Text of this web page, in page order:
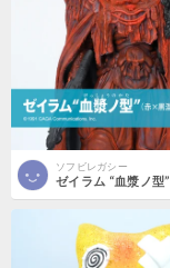
ソフビレガシー
ゼイラム “血漿ノ型”